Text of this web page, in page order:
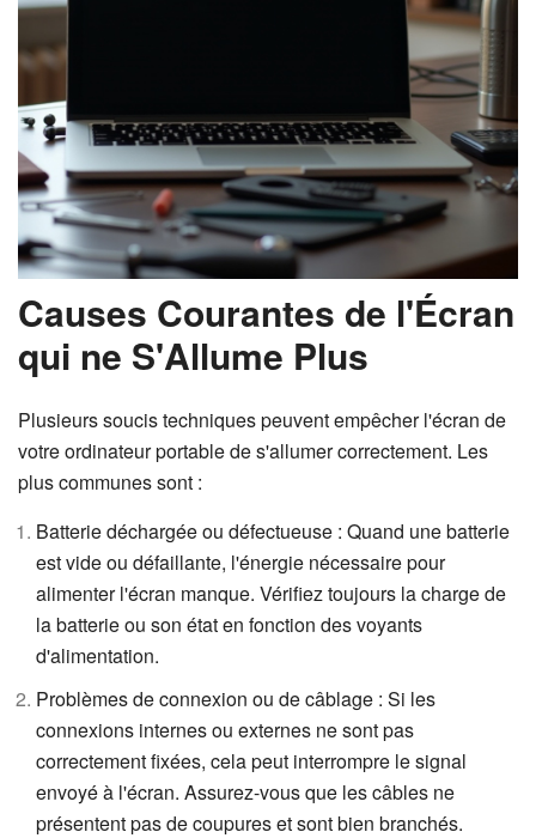
Causes Courantes de l'Écran
qui ne S'Allume Plus
Plusieurs soucis techniques peuvent empêcher l'écran de
votre ordinateur portable de s'allumer correctement. Les
plus communes sont :
Batterie déchargée ou défectueuse : Quand une batterie
est vide ou défaillante, l'énergie nécessaire pour
alimenter l'écran manque. Vérifiez toujours la charge de
la batterie ou son état en fonction des voyants
d'alimentation.
Problèmes de connexion ou de câblage : Si les
connexions internes ou externes ne sont pas
correctement fixées, cela peut interrompre le signal
envoyé à l'écran. Assurez-vous que les câbles ne
présentent pas de coupures et sont bien branchés.